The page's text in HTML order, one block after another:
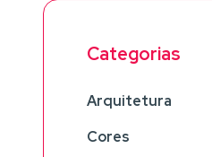
Categorias
Arquitetura
Cores